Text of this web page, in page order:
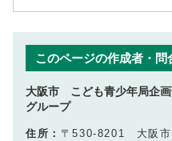
このページの作成者・問
大阪市 こども青少年局企
グループ
住所： 〒530-8201 大阪市